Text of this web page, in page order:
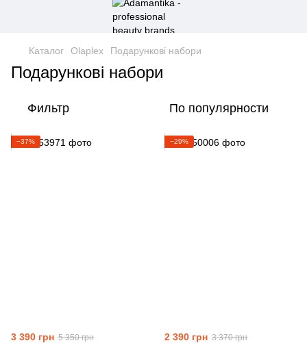
Каталог Olaplex Подарункові набори
Подарункові набори
Фильтр По популярности
−37%
3 390 грн 5 350 грн
−29%
2 390 грн 3 370 грн